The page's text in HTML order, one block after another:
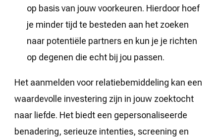
op basis van jouw voorkeuren. Hierdoor hoef
je minder tijd te besteden aan het zoeken
naar potentiële partners en kun je je richten
op degenen die echt bij jou passen.
Het aanmelden voor relatiebemiddeling kan een
waardevolle investering zijn in jouw zoektocht
naar liefde. Het biedt een gepersonaliseerde
benadering, serieuze intenties, screening en